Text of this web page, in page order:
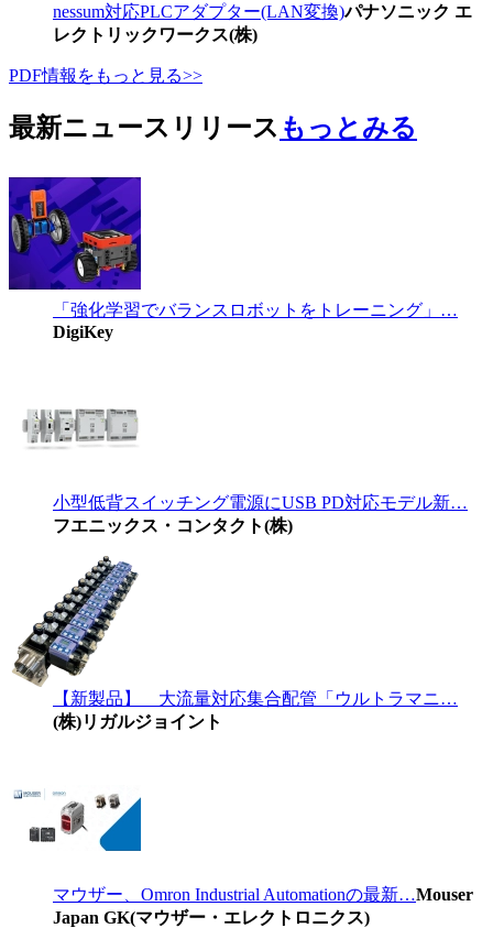
nessum対応PLCアダプター(LAN変換)パナソニック エ
レクトリックワークス(株)
PDF情報をもっと見る>>
最新ニュースリリース もっとみる
「強化学習でバランスロボットをトレーニング」…
DigiKey
小型低背スイッチング電源にUSB PD対応モデル新…
フエニックス・コンタクト(株)
【新製品】 大流量対応集合配管「ウルトラマニ…
(株)リガルジョイント
マウザー、Omron Industrial Automationの最新…Mouser
Japan GK(マウザー・エレクトロニクス)